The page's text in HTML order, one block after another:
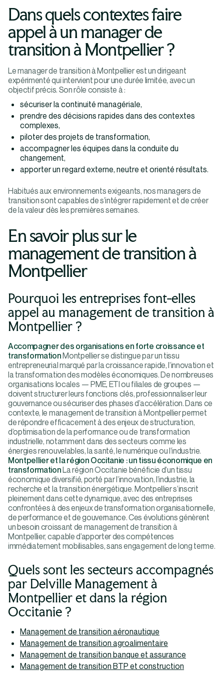
Dans quels contextes faire
appel à un manager de
transition à Montpellier ?
Le manager de transition à Montpellier est un dirigeant
expérimenté qui intervient pour une durée limitée, avec un
objectif précis. Son rôle consiste à :
sécuriser la continuité managériale,
prendre des décisions rapides dans des contextes
complexes,
piloter des projets de transformation,
accompagner les équipes dans la conduite du
changement,
apporter un regard externe, neutre et orienté résultats.
Habitués aux environnements exigeants, nos managers de
transition sont capables de s’intégrer rapidement et de créer
de la valeur dès les premières semaines.
En savoir plus sur le
management de transition à
Montpellier
Pourquoi les entreprises font-elles
appel au management de transition à
Montpellier ?
Accompagner des organisations en forte croissance et
transformationMontpellier se distingue par un tissu
entrepreneurial marqué par la croissance rapide, l’innovation et
la transformation des modèles économiques. De nombreuses
organisations locales — PME, ETI ou filiales de groupes —
doivent structurer leurs fonctions clés, professionnaliser leur
gouvernance ou sécuriser des phases d’accélération. Dans ce
contexte, le management de transition à Montpellier permet
de répondre efficacement à des enjeux de structuration,
d’optimisation de la performance ou de transformation
industrielle, notamment dans des secteurs comme les
énergies renouvelables, la santé, le numérique ou l’industrie.
Montpellier et la région Occitanie : un tissu économique en
transformationLa région Occitanie bénéficie d’un tissu
économique diversifié, porté par l’innovation, l’industrie, la
recherche et la transition énergétique. Montpellier s’inscrit
pleinement dans cette dynamique, avec des entreprises
confrontées à des enjeux de transformation organisationnelle,
de performance et de gouvernance. Ces évolutions génèrent
un besoin croissant de management de transition à
Montpellier, capable d’apporter des compétences
immédiatement mobilisables, sans engagement de long terme.
Quels sont les secteurs accompagnés
par Delville Management à
Montpellier et dans la région
Occitanie ?
Management de transition aéronautique
Management de transition agroalimentaire
Management de transition banque et assurance
Management de transition BTP et construction